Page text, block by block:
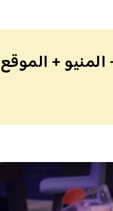
+ الموقع